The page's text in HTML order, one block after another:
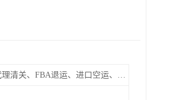
国际快递、代理清关、FBA退运、进口空运、进口海运